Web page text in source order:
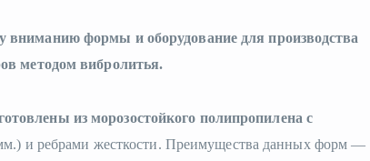
формы и оборудование для производства
методом вибролитья.
из морозостойкого полипропилена с
и ребрами жесткости. Преимущества данных форм —